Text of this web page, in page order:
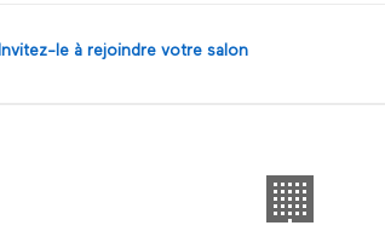
Invitez-le à rejoindre votre salon
🏢